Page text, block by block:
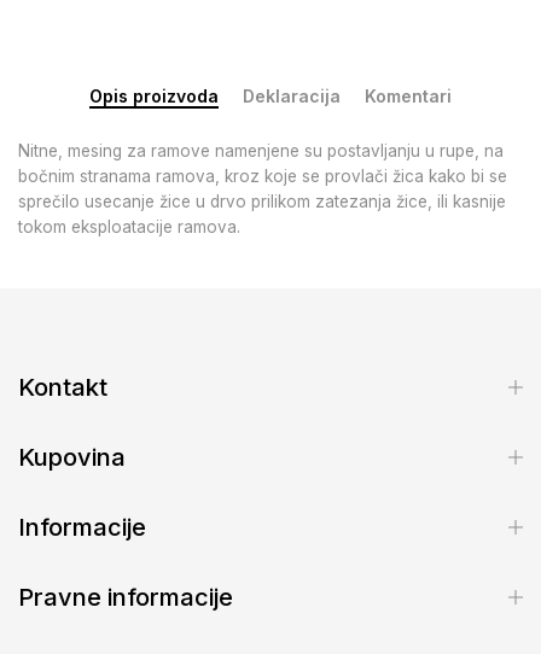
Opis proizvoda Deklaracija Komentari
Nitne, mesing za ramove namenjene su postavljanju u rupe, na
bočnim stranama ramova, kroz koje se provlači žica kako bi se
sprečilo usecanje žice u drvo prilikom zatezanja žice, ili kasnije
tokom eksploatacije ramova.
Kontakt
Kupovina
Informacije
Pravne informacije